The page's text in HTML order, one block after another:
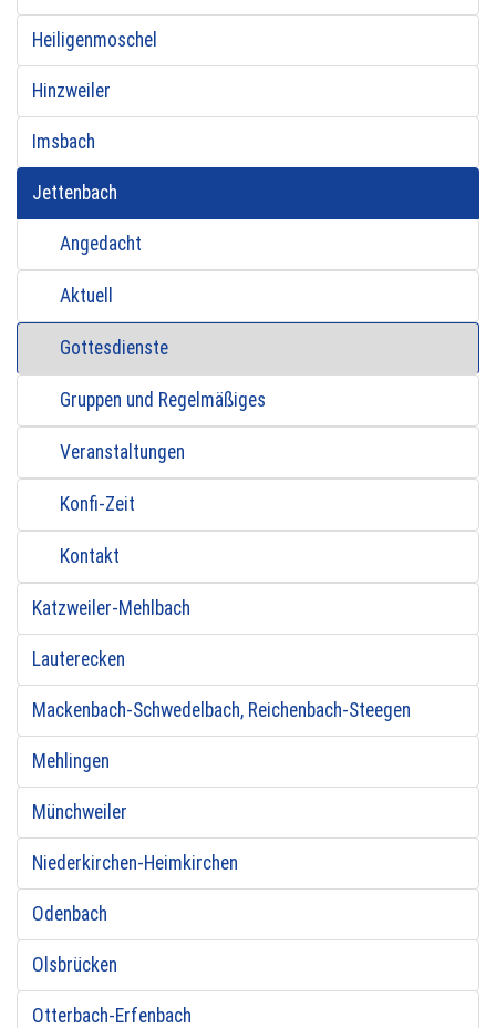
Heiligenmoschel
Hinzweiler
Imsbach
Jettenbach
Angedacht
Aktuell
Gottesdienste
Gruppen und Regelmäßiges
Veranstaltungen
Konfi-Zeit
Kontakt
Katzweiler-Mehlbach
Lauterecken
Mackenbach-Schwedelbach, Reichenbach-Steegen
Mehlingen
Münchweiler
Niederkirchen-Heimkirchen
Odenbach
Olsbrücken
Otterbach-Erfenbach